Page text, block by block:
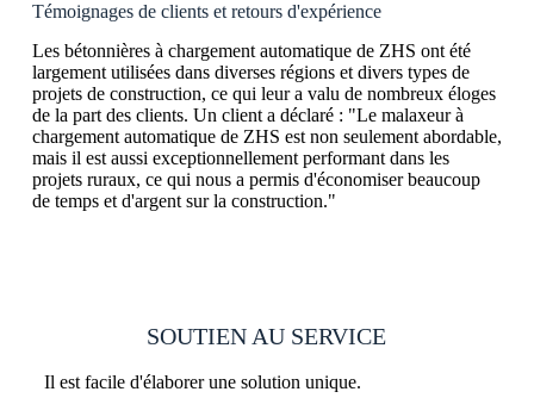
Témoignages de clients et retours d'expérience
Les bétonnières à chargement automatique de ZHS ont été
largement utilisées dans diverses régions et divers types de
projets de construction, ce qui leur a valu de nombreux éloges
de la part des clients. Un client a déclaré : "Le malaxeur à
chargement automatique de ZHS est non seulement abordable,
mais il est aussi exceptionnellement performant dans les
projets ruraux, ce qui nous a permis d'économiser beaucoup
de temps et d'argent sur la construction."
SOUTIEN AU SERVICE
Il est facile d'élaborer une solution unique.